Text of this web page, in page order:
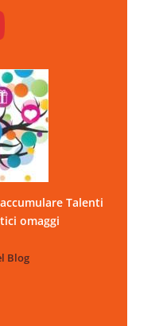
Talenti
omaggi
Blog